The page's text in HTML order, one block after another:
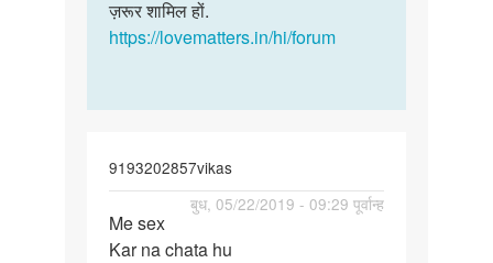
जो
हमें…
यादव
आपकी
कोई…
ज़रूर शामिल हों.
https://lovematters.in/hi/forum
9193202857vikas
बुध, 05/22/2019 - 09:29 पूर्वान्ह
Me
sex
Me sex
Kar na chata hu